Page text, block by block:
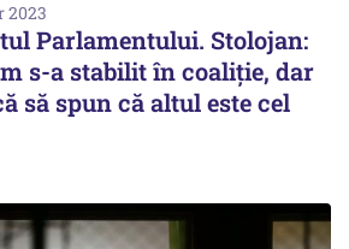
2023
Parlamentului. Stolojan:
s-a stabilit în coaliţie, dar
să spun că altul este cel